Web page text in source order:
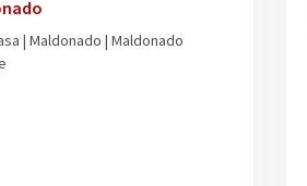
| Maldonado | Maldonado